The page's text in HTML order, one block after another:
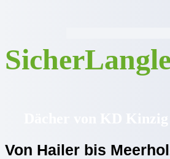
Sicher
Dächer von KD
Von Hailer bis